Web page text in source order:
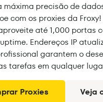
máxima precisão de
com os proxies da
até 1,000 portas
Endereços IP
garantem o
tarefas em qualquer
Proxies Veja